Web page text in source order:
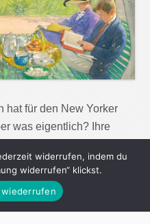
hat für den New Yorker
was eigentlich? Ihre
Die Wohnung, in die sie
zieht. Die Scheidung
C und wie sie ihr […]
widerrufen, indem du
widerrufen“ klickst.